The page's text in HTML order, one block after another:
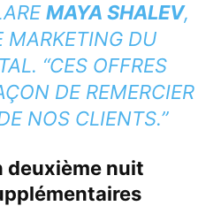
MAYA SHALEV,
MARKETING DU
“CES OFFRES
DE REMERCIER
NOS CLIENTS.”
deuxième nuit